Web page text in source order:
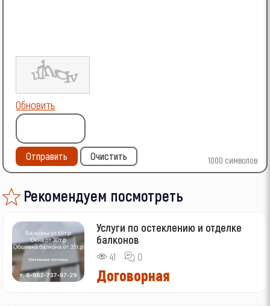
1000 символов
Обновить
Отправить Очистить
Рекомендуем посмотреть
Услуги по остеклению и отделке
балконов
41 0
Договорная